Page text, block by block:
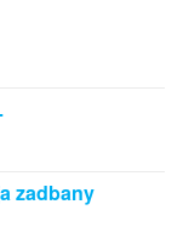
zadbany